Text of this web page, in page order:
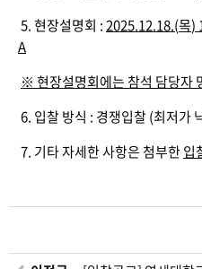
5. 현장설명회 :2025.12.18.(목)
A
※ 현장설명회에는 참석 담당자
6. 입찰 방식 : 경쟁입찰 (최저가
7. 기타 자세한 사항은 첨부한입